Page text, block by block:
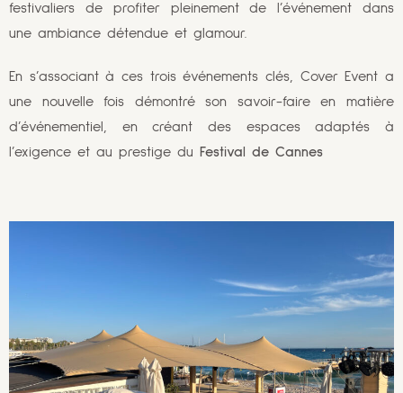
festivaliers de profiter pleinement de l’événement dans
une ambiance détendue et glamour.
En s’associant à ces trois événements clés, Cover Event a
une nouvelle fois démontré son savoir-faire en matière
d’événementiel, en créant des espaces adaptés à
l’exigence et au prestige du
Festival de Cannes